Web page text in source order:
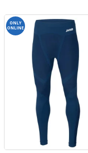
ONLY
ONLINE